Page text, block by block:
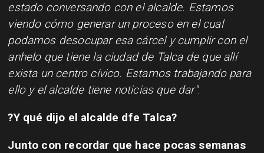
estado conversando con el alcalde. Estamos
viendo cómo generar un proceso en el cual
podamos desocupar esa cárcel y cumplir con el
anhelo que tiene la ciudad de Talca de que allí
exista un centro cívico. Estamos trabajando para
ello y el alcalde tiene noticias que dar".
?Y qué dijo el alcalde dfe Talca?
Junto con recordar que hace pocas semanas